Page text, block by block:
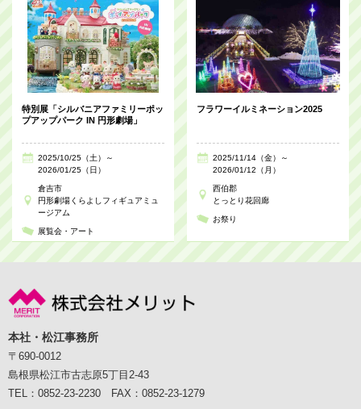
特別展「シルバニアファミリーポッ
プアップパーク IN 円形劇場」
2025/10/25（土）～
2026/01/25（日）
倉吉市
円形劇場くらよしフィギュアミュ
ージアム
展覧会・アート
フラワーイルミネーション2025
2025/11/14（金）～
2026/01/12（月）
西伯郡
とっとり花回廊
お祭り
本社・松江事務所
〒690-0012
島根県松江市古志原5丁目2-43
TEL：0852-23-2230 FAX：0852-23-1279